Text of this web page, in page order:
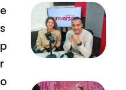
e
s
p
r
o